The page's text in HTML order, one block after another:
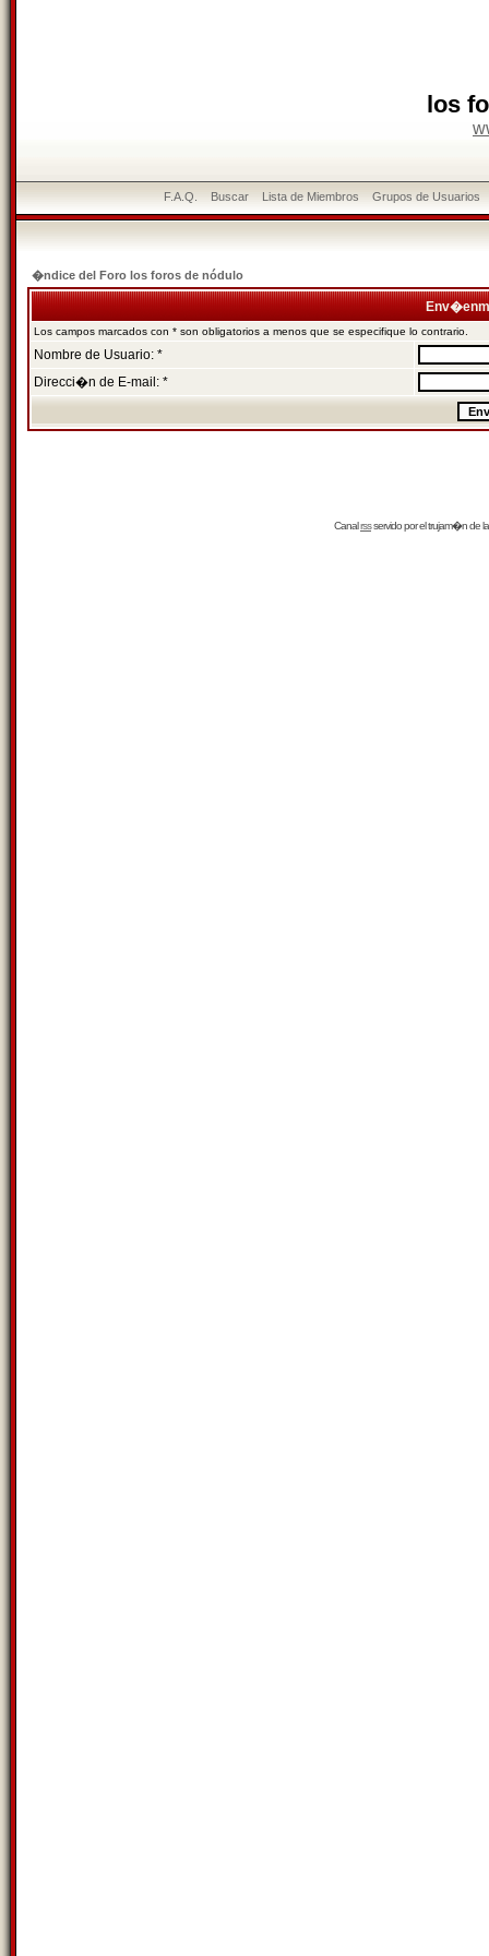
los
F.A.Q. Buscar Lista de Miembros Grupos de Usuarios
�ndice del Foro los foros de nódulo
Los campos marcados con * son obligatorios a menos que se especifique lo contrario.
Nombre de Usuario: *
Direcci�n de E-mail: *
Canalrssservido por eltrujam�nde